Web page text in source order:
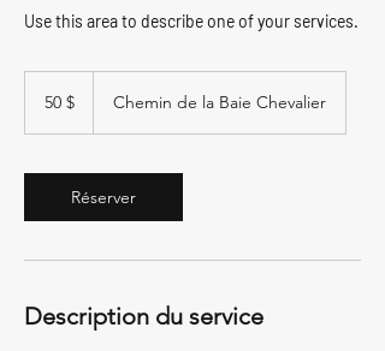
Use this area to describe one of your services.
50 $ Chemin de la Baie Chevalier
Réserver
Description du service